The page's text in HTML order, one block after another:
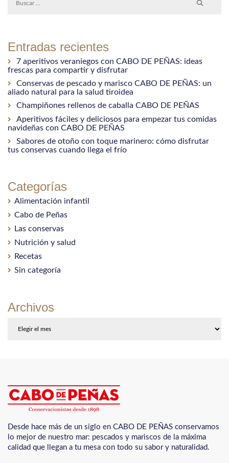
Entradas recientes
7 aperitivos veraniegos con CABO DE PEÑAS: ideas
frescas para compartir y disfrutar
Conservas de pescado y marisco CABO DE PEÑAS: un
aliado natural para la salud tiroidea
Champiñones rellenos de caballa CABO DE PEÑAS
Aperitivos fáciles y deliciosos para empezar tus comidas
navideñas con CABO DE PEÑAS
Sabores de otoño con toque marinero: cómo disfrutar
tus conservas cuando llega el frío
Categorías
Alimentación infantil
Cabo de Peñas
Las conservas
Nutrición y salud
Recetas
Sin categoría
Archivos
Desde hace más de un siglo en CABO DE PEÑAS conservamos
lo mejor de nuestro mar: pescados y mariscos de la máxima
calidad que llegan a tu mesa con todo su sabor y naturalidad.